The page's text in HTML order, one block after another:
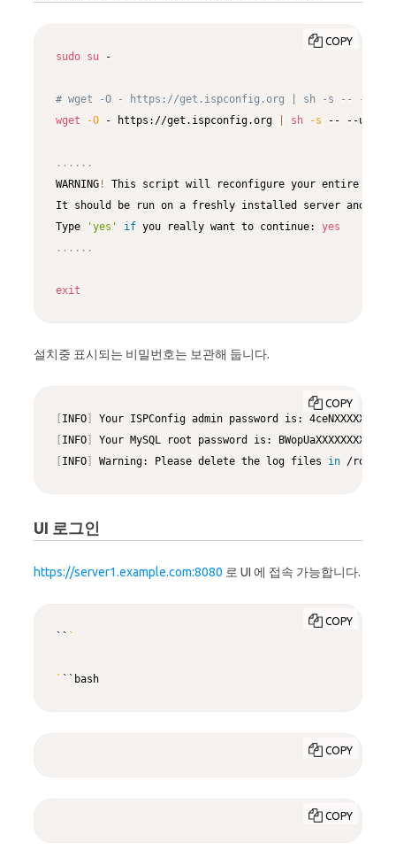
sudo su -
# wget -O - https://get.ispconfig.org | sh -s -- --use-
wget
-O - https://get.ispconfig.org sh -s -- --use-
.. .. ..
WARNING !
This script will reconfigure your entire
It should be run on a freshly installed server and all
Type
'yes' if you really want to continue: yes
.. .. ..
exit
COPY
설치중 표시되는 비밀번호는 보관해 둡니다.
INFO
INFO
INFO Warning: Please delete the log files in /root/
COPY
UI 로그인
https://server1.example.com:8080 로 UI 에 접속 가능합니다.
`` `
` ``bash
COPY
COPY
COPY